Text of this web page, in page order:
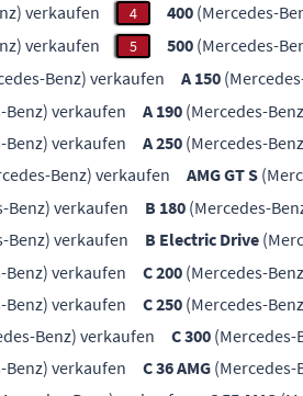
verkaufen 4 400 (Mercedes-
verkaufen 5 500 (Mercedes-
Benz) verkaufen A 150
Benz) verkaufen A 190 (Mercedes-
Benz) verkaufen A 250 (Mercedes-
Benz) verkaufen AMG GT S
Benz) verkaufen B 180 (Mercedes-
Benz) verkaufen B Electric Drive
Benz) verkaufen C 200 (Mercedes-
Benz) verkaufen C 250 (Mercedes-
Benz) verkaufen C 300 (Mercedes-
Benz) verkaufen C 36 AMG (Mercedes-